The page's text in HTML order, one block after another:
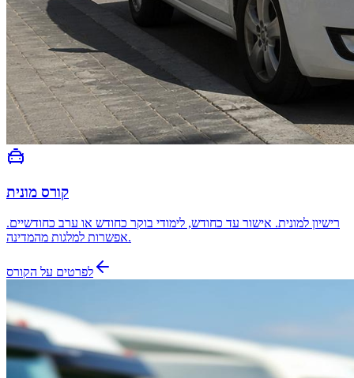
קורס מונית
רישיון למונית. אישור עד כחודש, לימודי בוקר כחודש או ערב כחודשיים.
אפשרות למלגות מהמדינה.
לפרטים על הקורס